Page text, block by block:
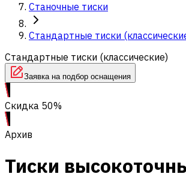
Станочные тиски
Стандартные тиски
Стандартные тиски (классические)
Заявка на подбор оснащения
Скидка 50%
Архив
Тиски